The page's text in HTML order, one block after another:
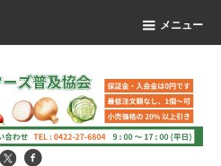
メニュー